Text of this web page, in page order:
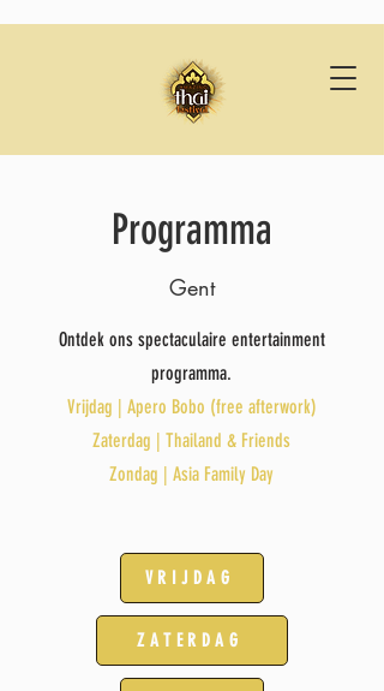
Programma
Gent
Ontdek ons spectaculaire entertainment
programma.
Vrijdag | Apero Bobo (free afterwork)
Zaterdag | Thailand & Friends
Zondag | Asia Family Day
VRIJDAG
ZATERDAG